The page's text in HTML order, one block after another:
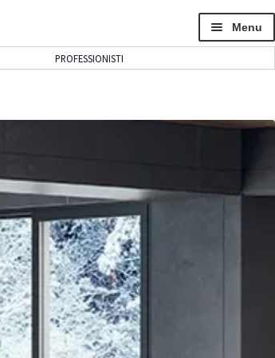
Menu
PROFESSIONISTI